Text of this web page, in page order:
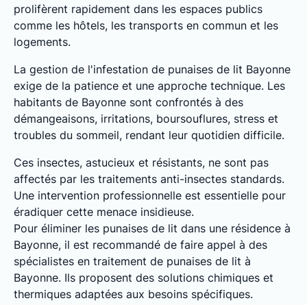
prolifèrent rapidement dans les espaces publics
comme les hôtels, les transports en commun et les
logements.
La gestion de l'infestation de punaises de lit Bayonne
exige de la patience et une approche technique. Les
habitants de Bayonne sont confrontés à des
démangeaisons, irritations, boursouflures, stress et
troubles du sommeil, rendant leur quotidien difficile.
Ces insectes, astucieux et résistants, ne sont pas
affectés par les traitements anti-insectes standards.
Une intervention professionnelle est essentielle pour
éradiquer cette menace insidieuse.
Pour éliminer les punaises de lit dans une résidence à
Bayonne, il est recommandé de faire appel à des
spécialistes en traitement de punaises de lit à
Bayonne. Ils proposent des solutions chimiques et
thermiques adaptées aux besoins spécifiques.